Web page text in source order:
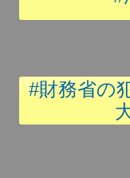
#財務省の